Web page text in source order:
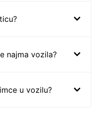
najma vozila?
u vozilu?